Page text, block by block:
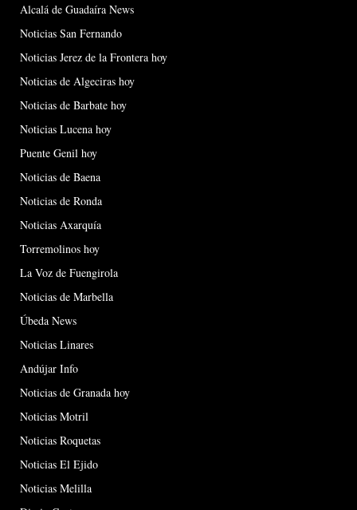
Alcalá de Guadaíra News
Noticias San Fernando
Noticias Jerez de la Frontera hoy
Noticias de Algeciras hoy
Noticias de Barbate hoy
Noticias Lucena hoy
Puente Genil hoy
Noticias de Baena
Noticias de Ronda
Noticias Axarquía
Torremolinos hoy
La Voz de Fuengirola
Noticias de Marbella
Úbeda News
Noticias Linares
Andújar Info
Noticias de Granada hoy
Noticias Motril
Noticias Roquetas
Noticias El Ejido
Noticias Melilla